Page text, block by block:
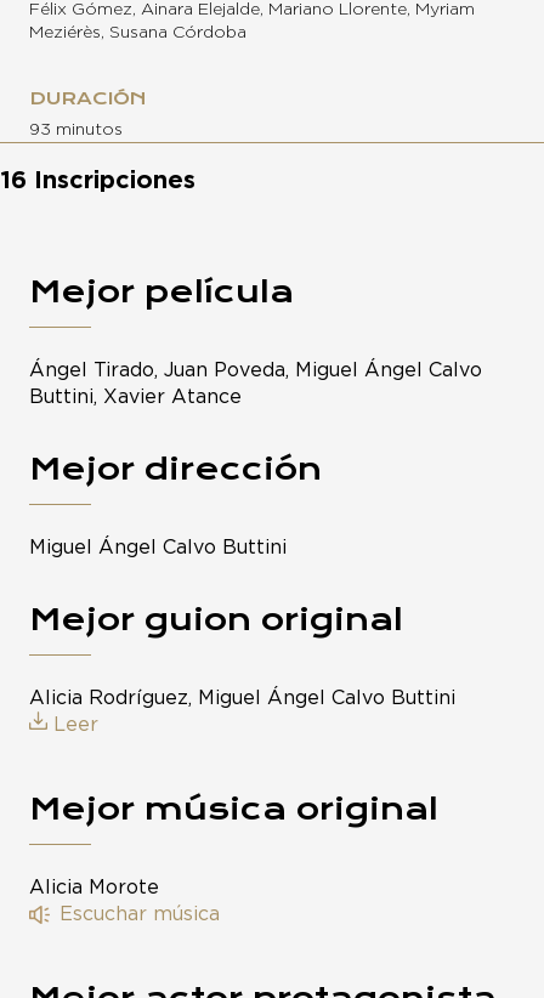
Félix Gómez, Ainara Elejalde, Mariano Llorente, Myriam
Meziérès, Susana Córdoba
DURACIÓN
93 minutos
16 Inscripciones
Mejor película
Ángel Tirado, Juan Poveda, Miguel Ángel Calvo
Buttini, Xavier Atance
Mejor dirección
Miguel Ángel Calvo Buttini
Mejor guion original
Alicia Rodríguez, Miguel Ángel Calvo Buttini
Leer
Mejor música original
Alicia Morote
Escuchar música